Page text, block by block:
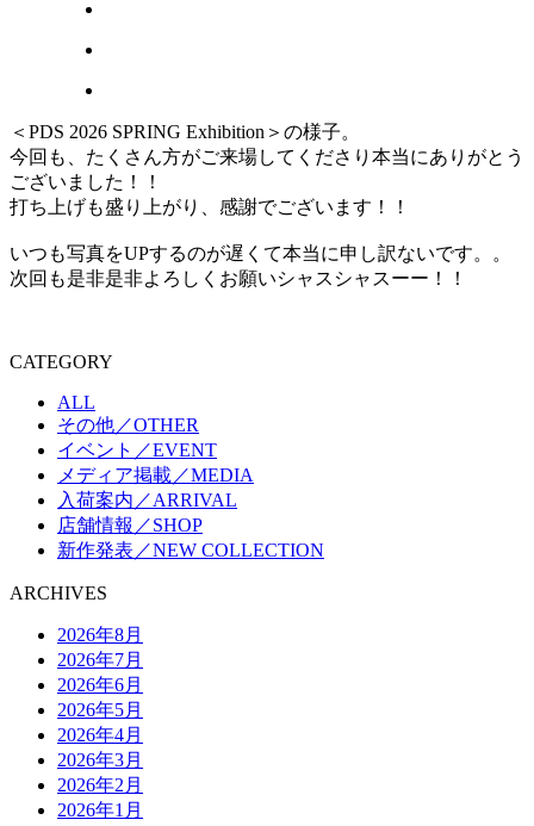
＜PDS 2026 SPRING Exhibition＞の様子。
今回も、たくさん方がご来場してくださり本当にありがとう
ございました！！
打ち上げも盛り上がり、感謝でございます！！
いつも写真をUPするのが遅くて本当に申し訳ないです。。
次回も是非是非よろしくお願いシャスシャスーー！！
CATEGORY
ALL
その他／OTHER
イベント／EVENT
メディア掲載／MEDIA
入荷案内／ARRIVAL
店舗情報／SHOP
新作発表／NEW COLLECTION
ARCHIVES
2026年8月
2026年7月
2026年6月
2026年5月
2026年4月
2026年3月
2026年2月
2026年1月